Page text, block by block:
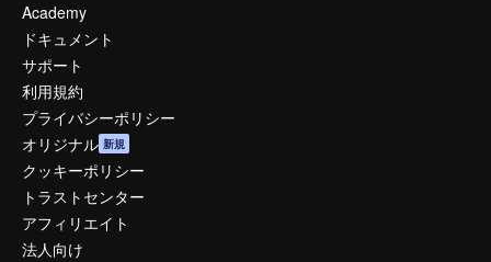
Academy
ドキュメント
サポート
利用規約
プライバシーポリシー
オリジナル 新規
クッキーポリシー
トラストセンター
アフィリエイト
法人向け